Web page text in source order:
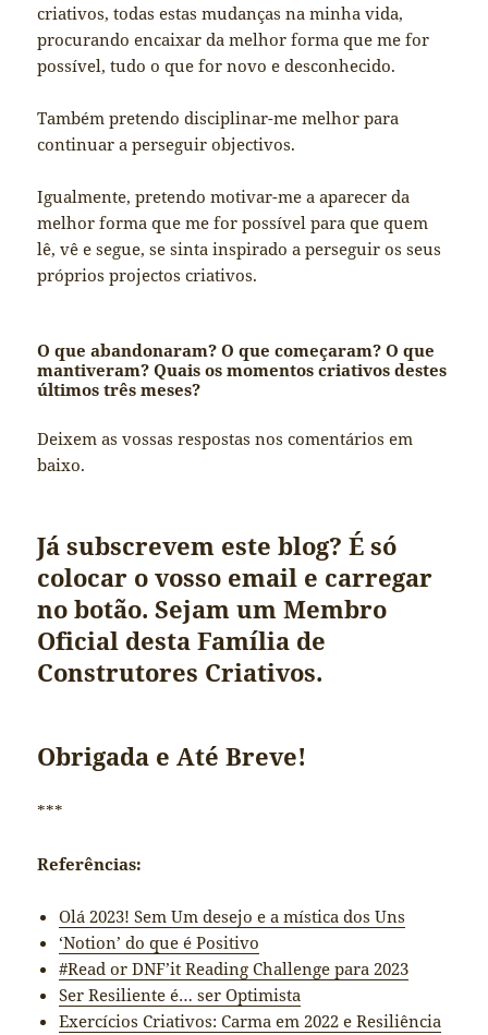
criativos, todas estas mudanças na minha vida,
procurando encaixar da melhor forma que me for
possível, tudo o que for novo e desconhecido.
Também pretendo disciplinar-me melhor para
continuar a perseguir objectivos.
Igualmente, pretendo motivar-me a aparecer da
melhor forma que me for possível para que quem
lê, vê e segue, se sinta inspirado a perseguir os seus
próprios projectos criativos.
O que abandonaram? O que começaram? O que
mantiveram? Quais os momentos criativos destes
últimos três meses?
Deixem as vossas respostas nos comentários em
baixo.
Já subscrevem este blog? É só
colocar o vosso email e carregar
no botão. Sejam um Membro
Oficial desta Família de
Construtores Criativos.
Obrigada e Até Breve!
***
Referências:
Olá 2023! Sem Um desejo e a mística dos Uns
‘Notion’ do que é Positivo
#Read or DNF’it Reading Challenge para 2023
Ser Resiliente é… ser Optimista
Exercícios Criativos: Carma em 2022 e Resiliência